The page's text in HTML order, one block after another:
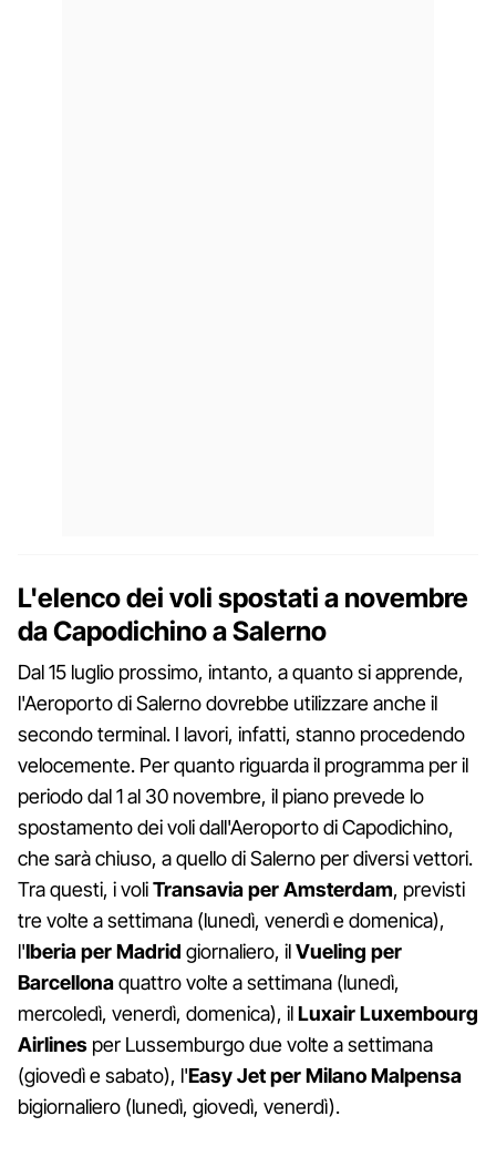
L'elenco dei voli spostati a novembre
da Capodichino a Salerno
Dal 15 luglio prossimo, intanto, a quanto si apprende,
l'Aeroporto di Salerno dovrebbe utilizzare anche il
secondo terminal. I lavori, infatti, stanno procedendo
velocemente. Per quanto riguarda il programma per il
periodo dal 1 al 30 novembre, il piano prevede lo
spostamento dei voli dall'Aeroporto di Capodichino,
che sarà chiuso, a quello di Salerno per diversi vettori.
Tra questi, i voliTransavia per Amsterdam, previsti
tre volte a settimana (lunedì, venerdì e domenica),
l'Iberia per Madrid giornaliero, ilVueling per
Barcellonaquattro volte a settimana (lunedì,
mercoledì, venerdì, domenica), ilLuxair Luxembourg
Airlines per Lussemburgo due volte a settimana
(giovedì e sabato), l'Easy Jet per Milano Malpensa
bigiornaliero (lunedì, giovedì, venerdì).